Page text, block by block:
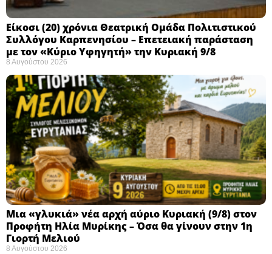
Eίκοσι (20) χρόνια Θεατρική Ομάδα Πολιτιστικού
Συλλόγου Καρπενησίου – Επετειακή παράσταση
με τον «Κύριο Υφηγητή» την Κυριακή 9/8
8 Αυγούστου 2026
Μια «γλυκιά» νέα αρχή αύριο Κυριακή (9/8) στον
Προφήτη Ηλία Μυρίκης – Όσα θα γίνουν στην 1η
Γιορτή Μελιού
8 Αυγούστου 2026